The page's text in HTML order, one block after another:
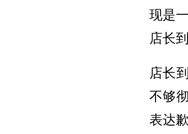
现是
店长
店长
不够
表达